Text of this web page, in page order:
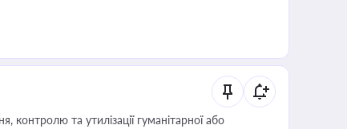
та утилізації гуманітарної або